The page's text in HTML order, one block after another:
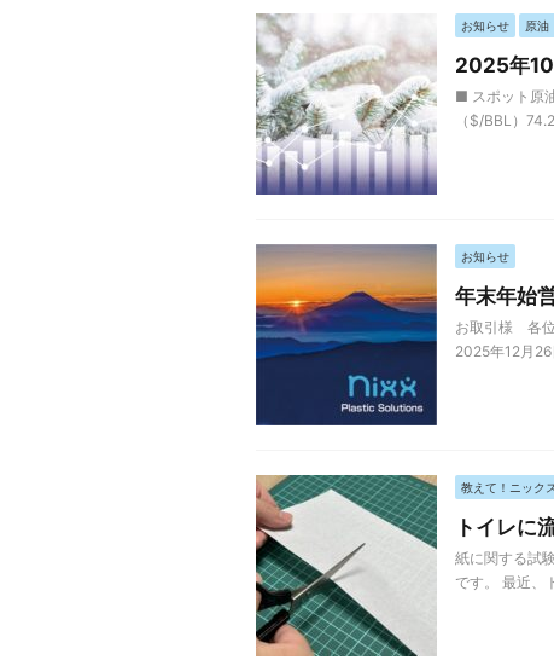
お知らせ 原油
2025年
■ スポット原
（$/BBL）
お知らせ
年末年始
お取引様 各位
2025年12月
教えて！ニックス
トイレに
紙に関する試
です。 最近、